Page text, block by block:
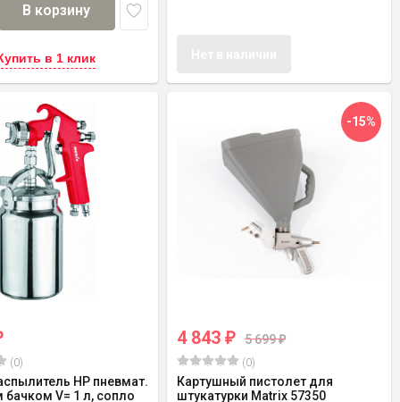
В корзину
в 1 клик
(0)
HP пневмат.
V= 1 л, сопло
-15%
4 843₽ 5 699₽
(0)
Картушный пистолет для
штукатурки Matrix 57350